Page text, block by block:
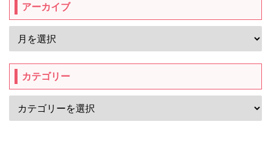
アーカイブ
カテゴリー